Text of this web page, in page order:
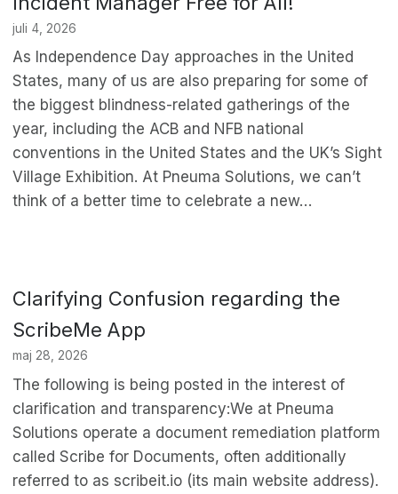
juli 4, 2026
As Independence Day approaches in the United
States, many of us are also preparing for some of
the biggest blindness-related gatherings of the
year, including the ACB and NFB national
conventions in the United States and the UK’s Sight
Village Exhibition. At Pneuma Solutions, we can’t
think of a better time to celebrate a new…
Clarifying Confusion regarding the
ScribeMe App
maj 28, 2026
The following is being posted in the interest of
clarification and transparency:We at Pneuma
Solutions operate a document remediation platform
called Scribe for Documents, often additionally
referred to as scribeit.io (its main website address).